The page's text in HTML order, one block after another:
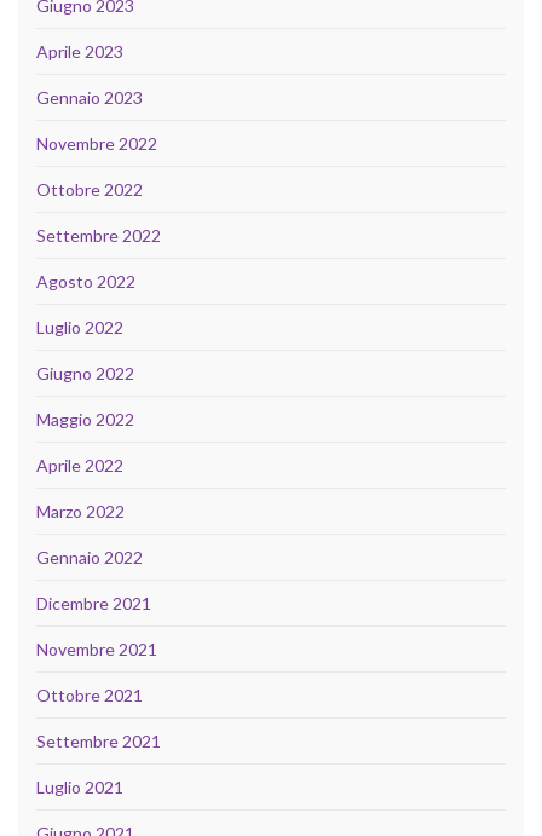
Giugno 2023
Aprile 2023
Gennaio 2023
Novembre 2022
Ottobre 2022
Settembre 2022
Agosto 2022
Luglio 2022
Giugno 2022
Maggio 2022
Aprile 2022
Marzo 2022
Gennaio 2022
Dicembre 2021
Novembre 2021
Ottobre 2021
Settembre 2021
Luglio 2021